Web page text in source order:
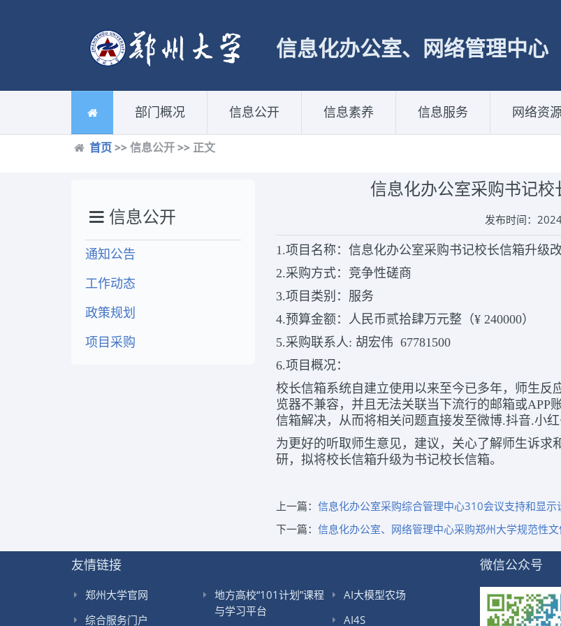
信息化办公室、网络管理中心
部门概况 信息公开 信息素养 信息服务 网络资
首页>> 信息公开 >> 正文
信息公开
通知公告
工作动态
政策规划
项目采购
信息化办公室采购书记
发布时间：
1.项目名称：信息化办公室采购书记校长信箱升级
2.采购方式：竞争性磋商
3.项目类别：服务
4.预算金额：人民币贰拾肆万元整（¥ 240000）
5.采购联系人: 胡宏伟 67781500
6.项目概况：
校长信箱系统自建立使用以来至今已多年，师生反
览器不兼容，并且无法关联当下流行的邮箱或
信箱解决，从而将相关问题直接发至微博.抖音.小
为更好的听取师生意见，建议，关心了解师生诉求
研，拟将校长信箱升级为书记校长信箱。
上一篇： 信息化办公室采购综合管理中心310会议支持和显示
下一篇： 信息化办公室、网络管理中心采购郑州大学规范性
友情链接
郑州大学官网
综合服务门户
地方高校“101计划”课程
与学习平台
AI大模型农场
AI4S
微信公众号